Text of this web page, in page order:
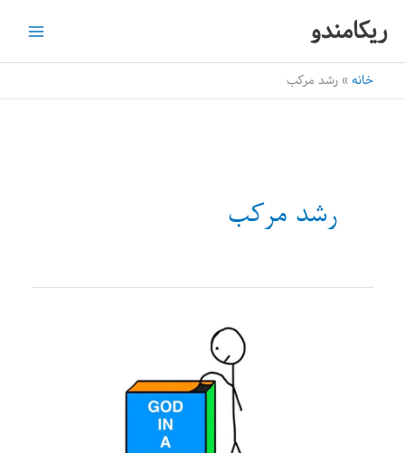
ریکامندو
خانه رشد مرکب
رشد مرکب